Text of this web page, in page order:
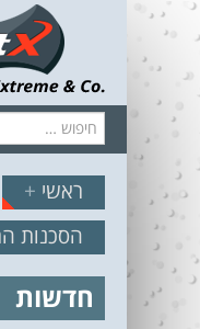
חיפוש
תפריט
דלג
ראשי +
הסכנות
חדשות